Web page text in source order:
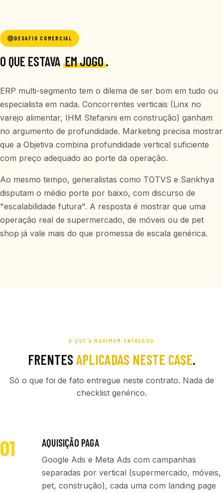
DESAFIO COMERCIAL
O QUE ESTAVA EM JOGO.
ERP multi-segmento tem o dilema de ser bom em tudo ou
especialista em nada. Concorrentes verticais (Linx no
varejo alimentar, IHM Stefanini em construção) ganham
no argumento de profundidade. Marketing precisa mostrar
que a Objetiva combina profundidade vertical suficiente
com preço adequado ao porte da operação.
Ao mesmo tempo, generalistas como TOTVS e Sankhya
disputam o médio porte por baixo, com discurso de
"escalabilidade futura". A resposta é mostrar que uma
operação real de supermercado, de móveis ou de pet
shop já vale mais do que promessa de escala genérica.
O QUE A MAXIMUM ENTREGOU
FRENTESAPLICADAS NESTE CASE.
Só o que foi de fato entregue neste contrato. Nada de
checklist genérico.
01 AQUISIÇÃO PAGA
Google Ads e Meta Ads com campanhas
separadas por vertical (supermercado, móveis,
pet, construção), cada uma com landing page